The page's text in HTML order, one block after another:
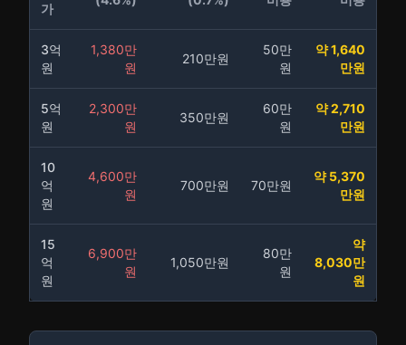
가
3억
원
1,380만
원
210만원
50만
원
약 1,640
만원
5억
원
2,300만
원
350만원
60만
원
약 2,710
만원
10
억
원
4,600만
원
700만원 70만원
약 5,370
만원
15
억
원
6,900만
원
1,050만원
80만
원
약
8,030만
원